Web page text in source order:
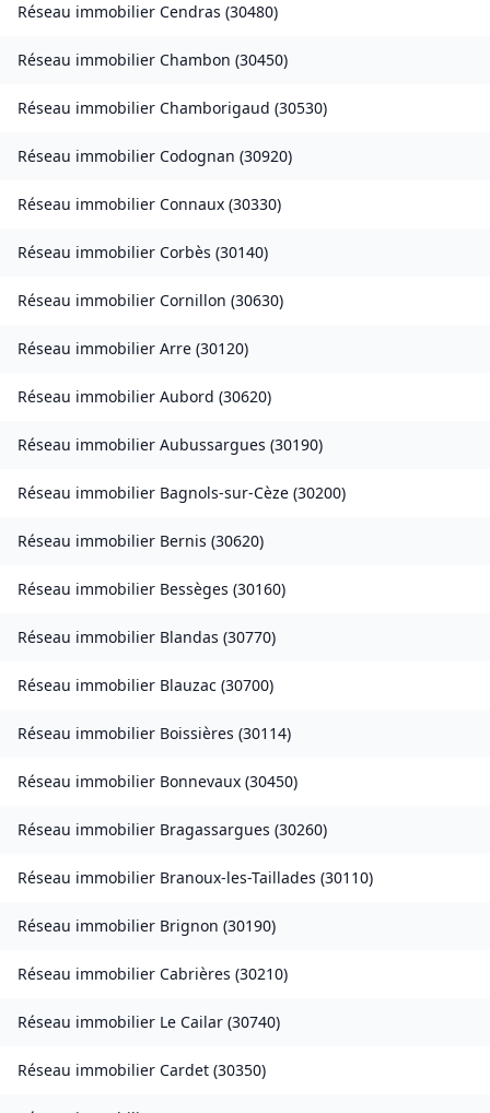
Réseau immobilier Cendras (30480)
Réseau immobilier Chambon (30450)
Réseau immobilier Chamborigaud (30530)
Réseau immobilier Codognan (30920)
Réseau immobilier Connaux (30330)
Réseau immobilier Corbès (30140)
Réseau immobilier Cornillon (30630)
Réseau immobilier Arre (30120)
Réseau immobilier Aubord (30620)
Réseau immobilier Aubussargues (30190)
Réseau immobilier Bagnols-sur-Cèze (30200)
Réseau immobilier Bernis (30620)
Réseau immobilier Bessèges (30160)
Réseau immobilier Blandas (30770)
Réseau immobilier Blauzac (30700)
Réseau immobilier Boissières (30114)
Réseau immobilier Bonnevaux (30450)
Réseau immobilier Bragassargues (30260)
Réseau immobilier Branoux-les-Taillades (30110)
Réseau immobilier Brignon (30190)
Réseau immobilier Cabrières (30210)
Réseau immobilier Le Cailar (30740)
Réseau immobilier Cardet (30350)